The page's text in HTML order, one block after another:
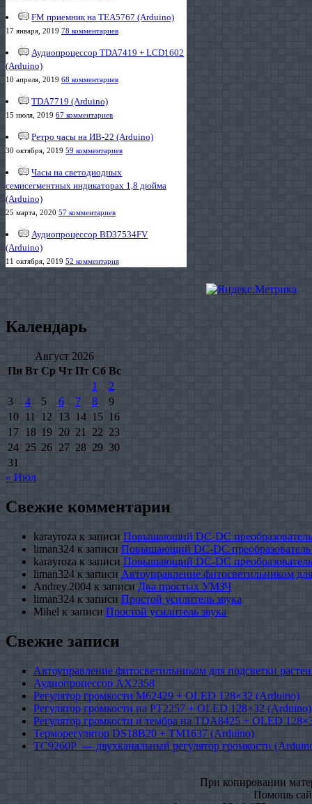
FM приемник на TEA5767 (Arduino)
17 января, 2019 78 комментариев
Аудиопроцессор TDA7419 + LCD1602
(Arduino)
10 апреля, 2019 68 комментариев
TDA7719 (Arduino)
15 июля, 2019 67 комментариев
Ретро часы на ИВ-22 (Arduino)
30 октября, 2019 59 комментариев
Часы на светодиодных
семисегментных индикаторах 1,8 дюйма
(Arduino)
25 марта, 2020 57 комментариев
Аудиопроцессор BD37534FV
(Arduino)
11 октября, 2019 52 комментария
Календарь
Август 2026
Пн Вт Ср Чт Пт Сб Вс
1
2
3
4 5 6 7 8
9
10 11 12 13 14 15 16
17 18 19 20 21 22 23
24 25 26 27 28 29 30
31
« Июл
Свежие комментарии
karayroza к записи Повышающий DC-DC
liman324 к записи Повышающий DC-DC
karayroza к записи Повышающий DC-DC
liman324 к записи Автоуправление фитосветильником
Andrey.2004 к записи Два простых УМЗЧ
liman324 к записи Простой усилитель звука
Mihel к записи Простой усилитель звука
Свежие записи
Автоуправление фитосветильником для подсветки
Аудиопроцессор AX2358
Регулятор громкости M62429 + OLED 128×32 (Arduino)
Регулятор громкости на PT2257 + OLED 128×32 (Arduino)
Регулятор громкости и тембра на TDA8425 + OLED
Терморегулятор DS18B20 + TM1637 (Arduino)
TC9260P — двухканальный регулятор громкости
При копировании
Помошь